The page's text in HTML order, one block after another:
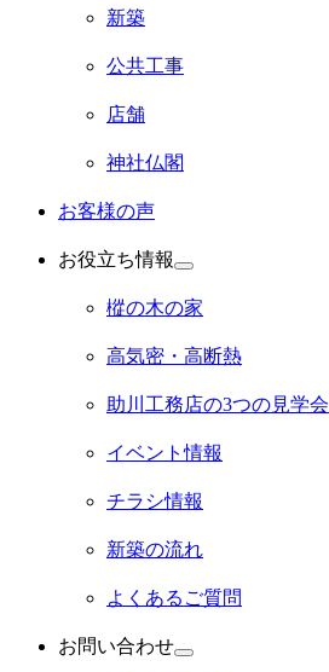
メ
ュ
を
開
新築
公共工事
店舗
神社仏閣
お客様の声
お役立ち情報
サ
ブ
メ
ュ
を
開
樅の木の家
高気密・高断熱
助川工務店の3つの見学会
イベント情報
チラシ情報
新築の流れ
よくあるご質問
お問い合わせ
サ